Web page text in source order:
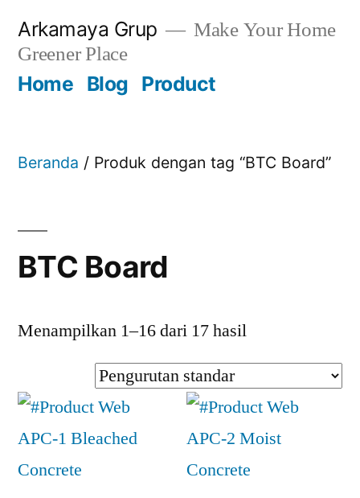
content
Arkamaya Grup
Make Your Home
Greener Place
Home Blog Product
Beranda / Produk dengan tag “BTC Board”
BTC Board
Menampilkan 1–16 dari 17 hasil